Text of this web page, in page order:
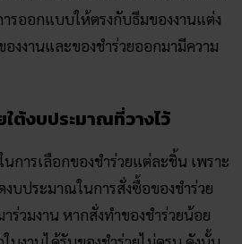
งงานและของชำร่วยออกมามีความ
ต้งบประมาณที่วางไว้
ารเลือกของชำร่วยแต่ละชิ้น เพราะ
งบประมาณในการสั่งซื้อของชำร่วย
ร่วมงาน หากสั่งทำของชำร่วยน้อย
นงานได้รับของชำร่วยไม่ครบ ดังนั้น
ที่น้อยเกินไป ควรไตร่ตรองให้ถี่ถ้วน